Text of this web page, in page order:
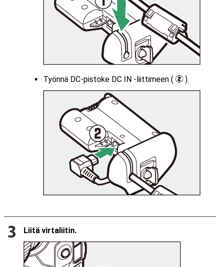
Työnnä DC-pistoke DC IN -liittimeen ( w ).
Liitä virtaliitin.